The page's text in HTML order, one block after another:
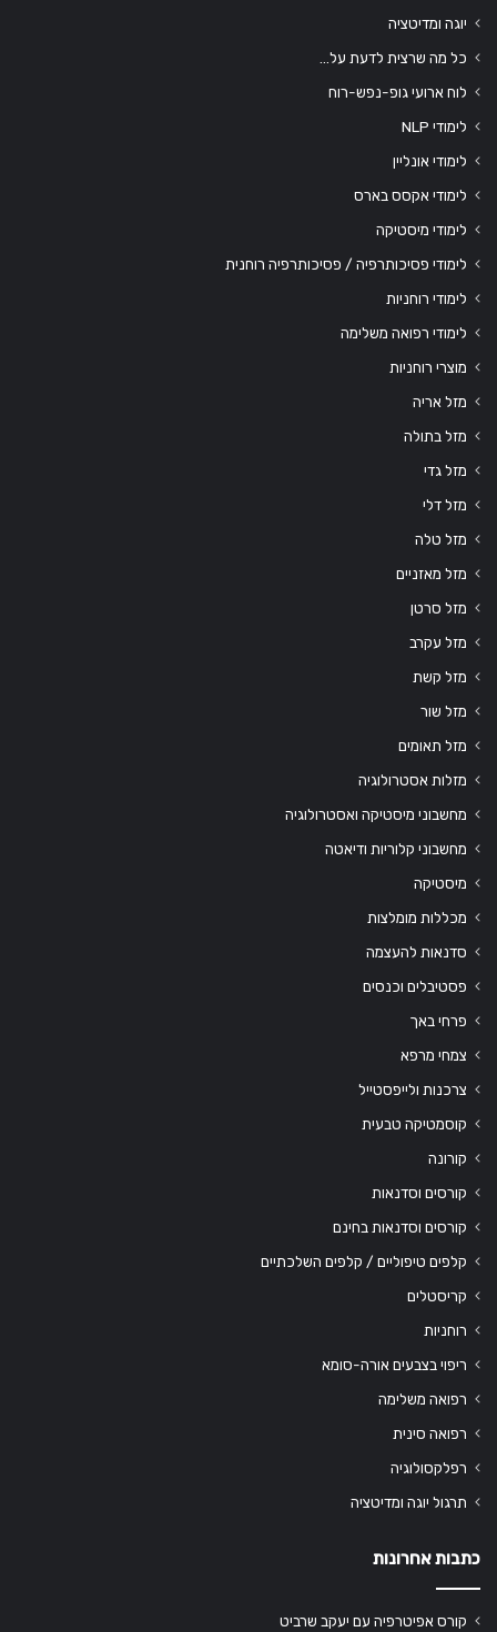
יוגה ומדיטציה
כל מה שרצית לדעת על…
לוח ארועי גופ-נפש-רוח
לימודי NLP
לימודי אונליין
לימודי אקסס בארס
לימודי מיסטיקה
לימודי פסיכותרפיה / פסיכותרפיה רוחנית
לימודי רוחניות
לימודי רפואה משלימה
מוצרי רוחניות
מזל אריה
מזל בתולה
מזל גדי
מזל דלי
מזל טלה
מזל מאזניים
מזל סרטן
מזל עקרב
מזל קשת
מזל שור
מזל תאומים
מזלות אסטרולוגיה
מחשבוני מיסטיקה ואסטרולוגיה
מחשבוני קלוריות ודיאטה
מיסטיקה
מכללות מומלצות
סדנאות להעצמה
פסטיבלים וכנסים
פרחי באך
צמחי מרפא
צרכנות ולייפסטייל
קוסמטיקה טבעית
קורונה
קורסים וסדנאות
קורסים וסדנאות בחינם
קלפים טיפוליים / קלפים השלכתיים
קריסטלים
רוחניות
ריפוי בצבעים אורה-סומא
רפואה משלימה
רפואה סינית
רפלקסולוגיה
תרגול יוגה ומדיטציה
כתבות אחרונות
קורס אפיטרפיה עם יעקב שרביט